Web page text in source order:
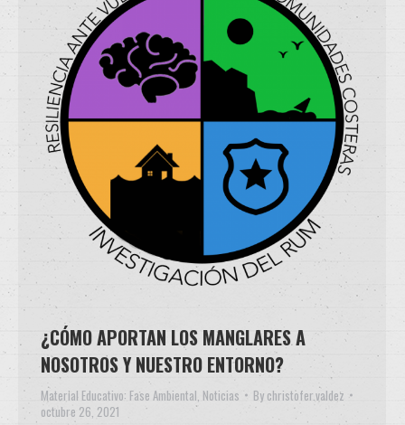
¿CÓMO APORTAN LOS MANGLARES A
NOSOTROS Y NUESTRO ENTORNO?
Material Educativo: Fase Ambiental, Noticias By christofer.valdez
octubre 26, 2021